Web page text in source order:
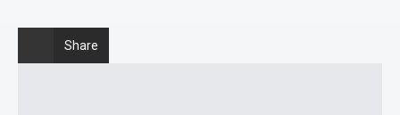
Share